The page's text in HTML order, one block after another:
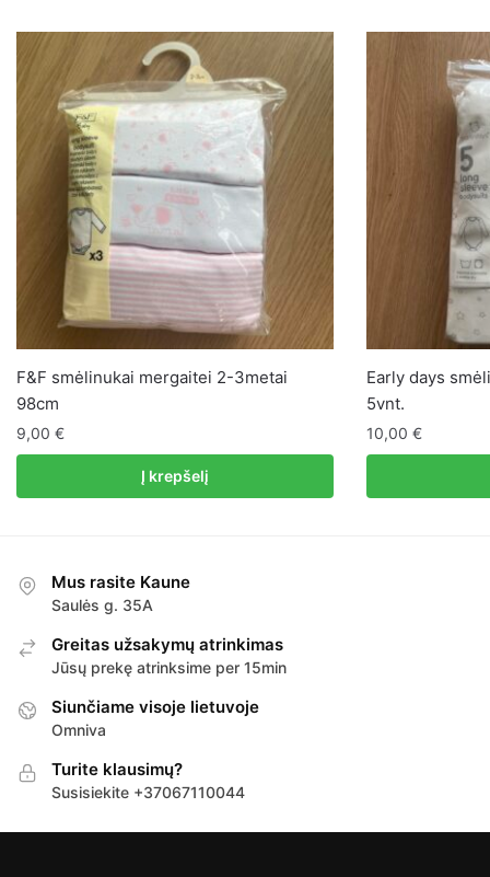
F&F smėlinukai mergaitei 2-3metai
98cm
9,00 €
Į krepšelį
Early days
5vnt.
10,00 €
Mus rasite Kaune
Saulės g. 35A
Greitas užsakymų atrinkimas
Jūsų prekę atrinksime per 15min
Siunčiame visoje lietuvoje
Omniva
Turite klausimų?
Susisiekite +37067110044